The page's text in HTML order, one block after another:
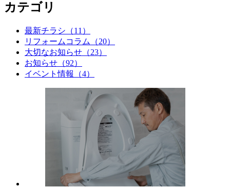
カテゴリ
最新チラシ（11）
リフォームコラム（20）
大切なお知らせ（23）
お知らせ（92）
イベント情報（4）